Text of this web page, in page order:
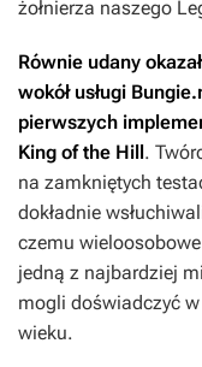
żołnierza naszego
Równie udany
wokół usługi
pierwszych
King of the Hill .
na zamkniętych
dokładnie
czemu
jedną z najbardziej
mogli doświadczyć w
wieku.